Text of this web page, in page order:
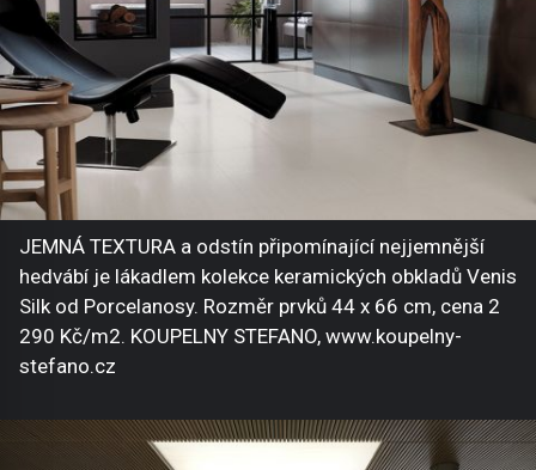
JEMNÁ TEXTURA a odstín připomínající nejjemnější
hedvábí je lákadlem kolekce keramických obkladů Venis
Silk od Porcelanosy. Rozměr prvků 44 x 66 cm, cena 2
290 Kč/m2. KOUPELNY STEFANO, www.koupelny-
stefano.cz